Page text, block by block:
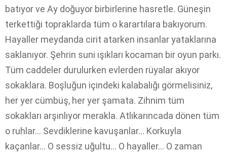
batıyor ve Ay doğuyor birbirlerine hasretle. Güneşin
terkettiği topraklarda tüm o karartılara bakıyorum.
Hayaller meydanda cirit atarken insanlar yataklarına
saklanıyor. Şehrin suni ışıkları kocaman bir oyun parkı.
Tüm caddeler durulurken evlerden rüyalar akıyor
sokaklara. Boşluğun içindeki kalabalığı görmelisiniz,
her yer cümbüş, her yer şamata. Zihnim tüm
sokakları arşınlıyor merakla. Atlıkarıncada dönen tüm
o ruhlar… Sevdiklerine kavuşanlar… Korkuyla
kaçanlar… O sessiz uğultu… O hayaller… O zaman